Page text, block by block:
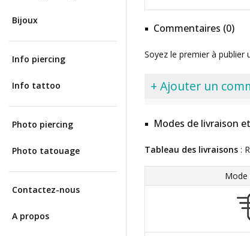
Bijoux
Info piercing
Info tattoo
Photo piercing
Photo tatouage
Contactez-nous
A propos
Commentaires (0)
Soyez le premier à publier
+ Ajouter un
Modes de livraison
Tableau des livraisons :
Mode